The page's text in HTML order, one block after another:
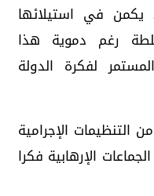
يكمن في استيلائها
رغم دموية هذا
لفكرة الدولة
التنظيمات الإجرامية
الإرهابية فكرا